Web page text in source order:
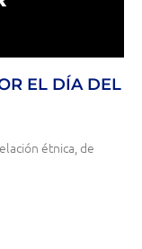
EL DÍA DEL
étnica, de